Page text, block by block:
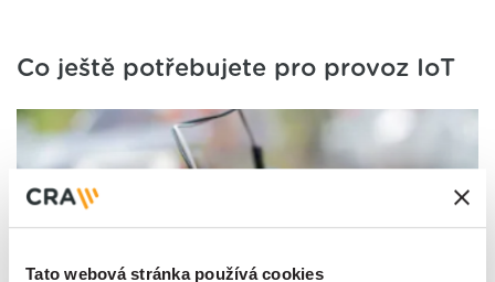
Tato webová stránka používá cookies
Co ještě potřebujete pro provoz IoT